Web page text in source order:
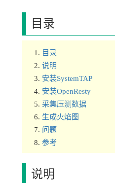
目录
目录
说明
安装SystemTAP
安装OpenResty
采集压测数据
生成火焰图
问题
参考
说明